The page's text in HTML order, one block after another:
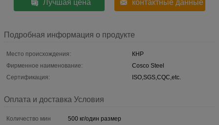
Лучшая цена контактные данные
Подробная информация о продукте
Место происхождения:
КНР
Фирменное наименование:
Cosco Steel
Сертификация:
ISO,SGS,CQC,etc.
Оплата и доставка Условия
Количество мин
500 кг/один размер